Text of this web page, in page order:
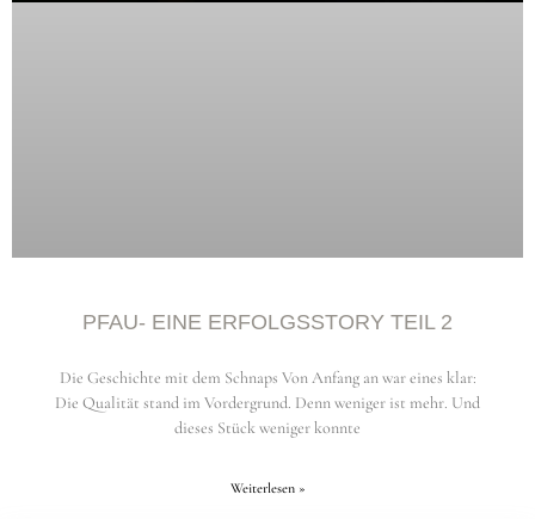
PFAU- EINE ERFOLGSSTORY TEIL 2
Die Geschichte mit dem Schnaps Von Anfang an war eines klar:
Die Qualität stand im Vordergrund. Denn weniger ist mehr. Und
dieses Stück weniger konnte
Weiterlesen »